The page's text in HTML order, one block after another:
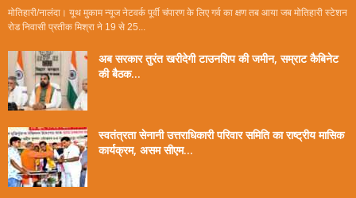
मोतिहारी/नालंदा। यूथ मुकाम न्यूज नेटवर्क पूर्वी चंपारण के लिए गर्व का क्षण तब आया जब मोतिहारी स्टेशन
रोड निवासी प्रतीक मिश्रा ने 19 से 25...
अब सरकार तुरंत खरीदेगी टाउनशिप की जमीन, सम्राट कैबिनेट
की बैठक...
स्वतंत्रता सेनानी उत्तराधिकारी परिवार समिति का राष्ट्रीय मासिक
कार्यक्रम, असम सीएम...